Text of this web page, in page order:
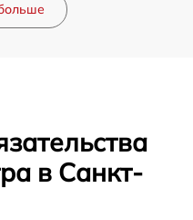
в Санкт-